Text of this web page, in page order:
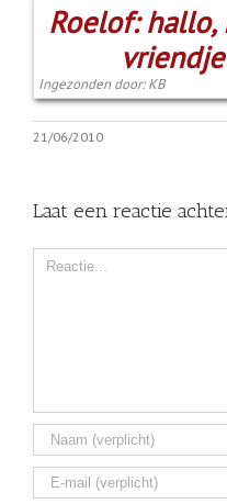
Roelof: hallo,
Ingezonden door: KB
21/06/2010
Laat een reactie
Comment